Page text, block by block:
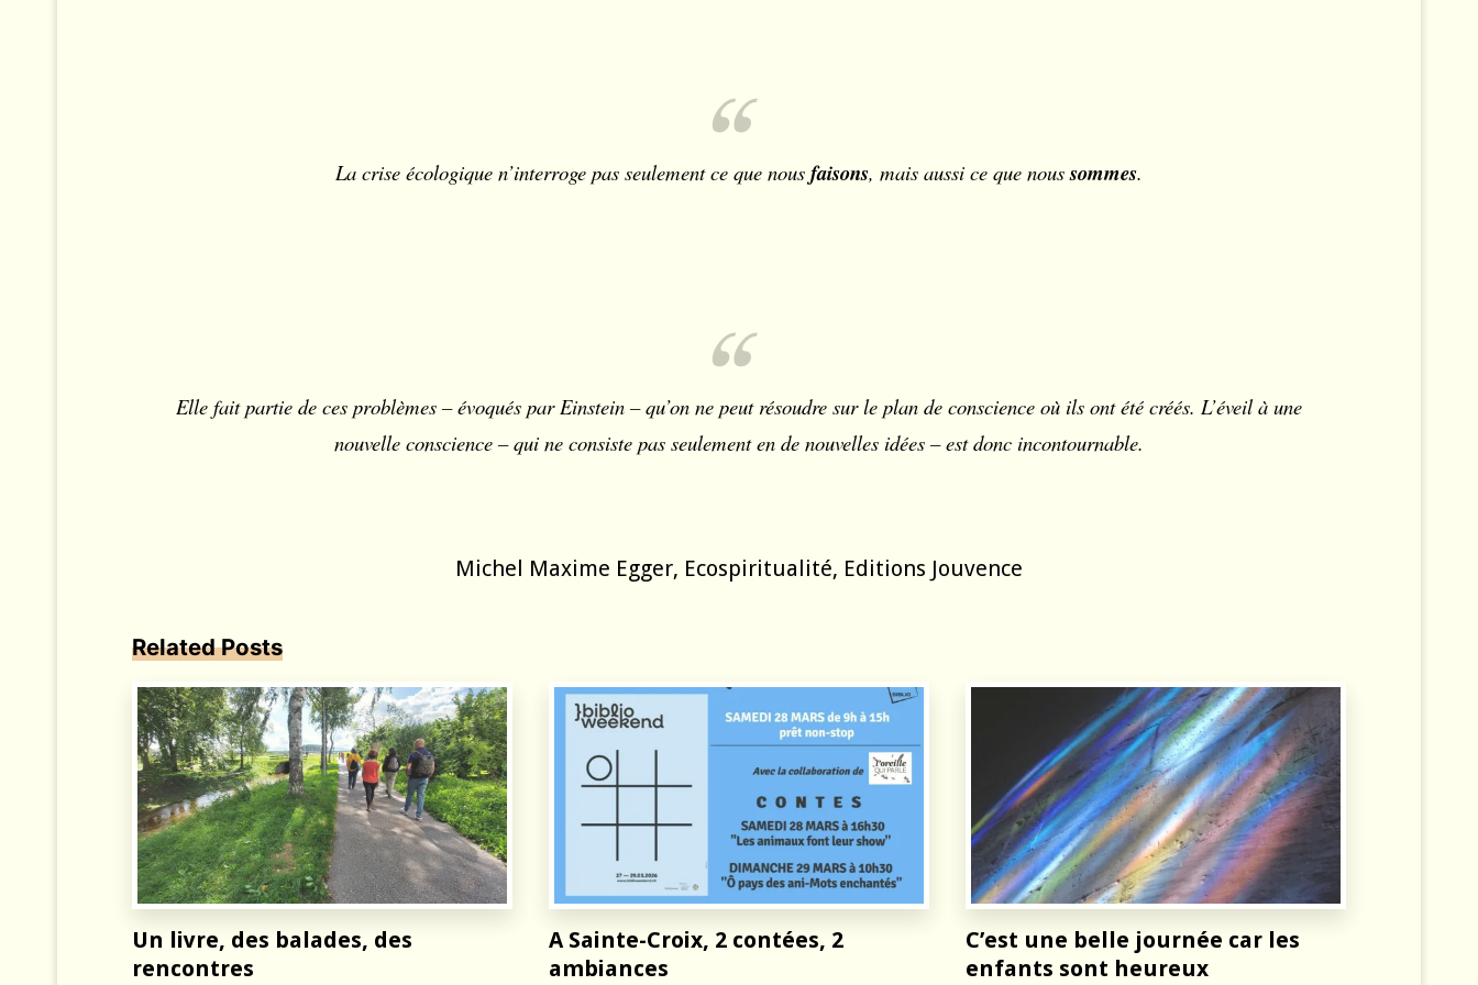
La crise écologique n’interroge pas seulement ce que nous faisons, mais aussi ce que noussommes.
Elle fait partie de ces problèmes – évoqués par Einstein – qu’on ne peut résoudre sur le plan de conscience où ils ont été créés. L’éveil à une
nouvelle conscience – qui ne consiste pas seulement en de nouvelles idées – est donc incontournable.
Michel Maxime Egger, Ecospiritualité, Editions Jouvence
Related Posts
Un livre, des balades, des
rencontres
A Sainte-Croix, 2 contées, 2
ambiances
C’est une belle journée car les
enfants sont heureux